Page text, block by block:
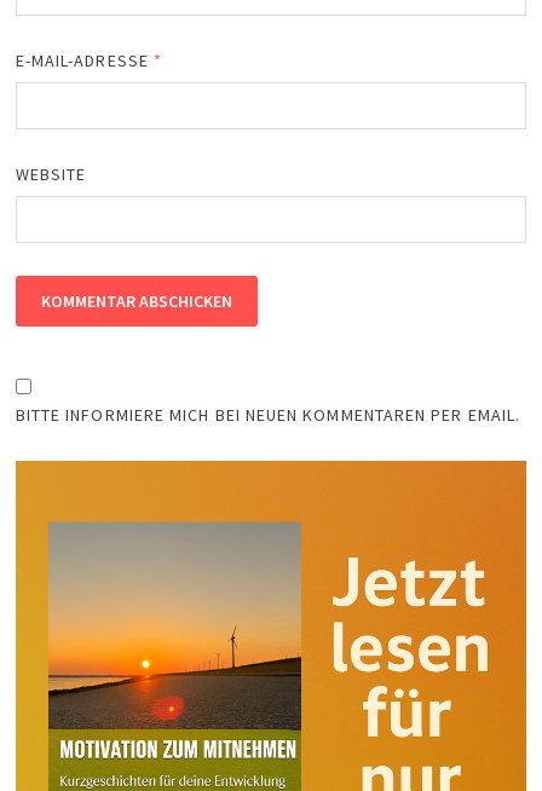
E-MAIL-ADRESSE *
WEBSITE
BITTE INFORMIERE MICH BEI NEUEN KOMMENTAREN PER EMAIL.